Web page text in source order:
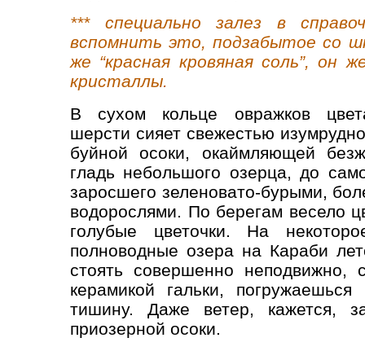
*** специально залез в
вспомнить это, подзабытое со
же “красная кровяная соль”, он
кристаллы.
В сухом кольце овражков
шерсти сияет свежестью
буйной осоки, окаймляющей
гладь небольшого озерца, до
заросшего зеленовато-бурыми,
водорослями. По берегам весело
голубые цветочки. На
полноводные озера на Караби
стоять совершенно неподвижно,
керамикой гальки,
тишину. Даже ветер, кажется,
приозерной осоки.